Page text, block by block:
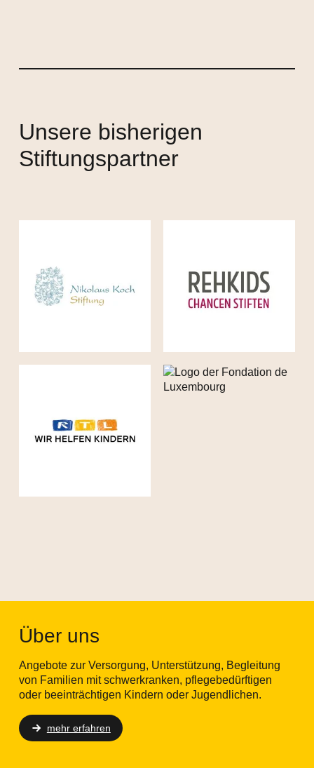
Unsere bisherigen
Stiftungspartner
Über uns
Angebote zur Versorgung, Unterstützung, Begleitung
von Familien mit schwerkranken, pflegebedürftigen
oder beeinträchtigen Kindern oder Jugendlichen.
mehr erfahren